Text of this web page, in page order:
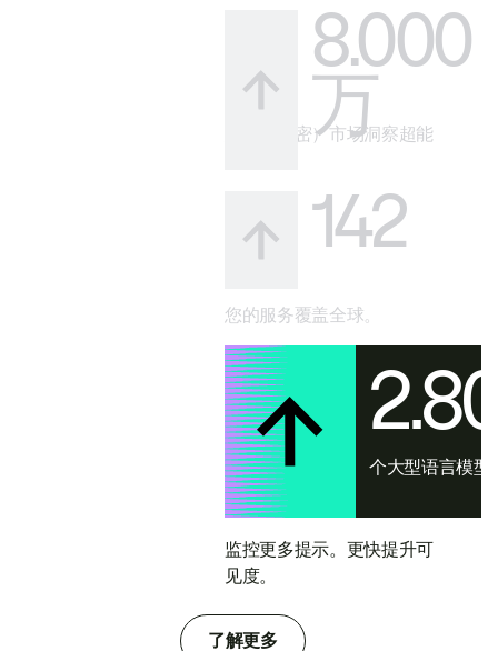
8.000
万
您的（秘密）市场洞察超能
142
您的服务覆盖全球。
个大型语言模型
监控更多提示。更快提升可
见度。
了解更多